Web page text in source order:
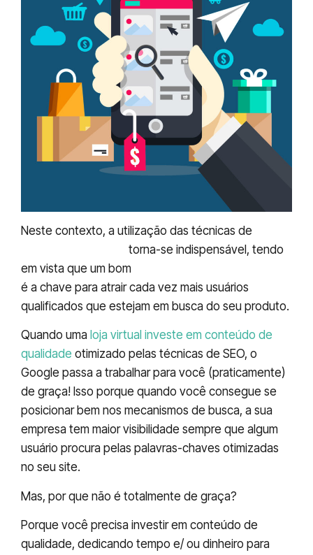
Neste contexto, a utilização das técnicas de
torna-se indispensável, tendo
em vista que um bom
é a chave para atrair cada vez mais usuários
qualificados que estejam em busca do seu produto.
Quando uma loja virtual investe em conteúdo de
qualidade otimizado pelas técnicas de SEO, o
Google passa a trabalhar para você (praticamente)
de graça! Isso porque quando você consegue se
posicionar bem nos mecanismos de busca, a sua
empresa tem maior visibilidade sempre que algum
usuário procura pelas palavras-chaves otimizadas
no seu site.
Mas, por que não é totalmente de graça?
Porque você precisa investir em conteúdo de
qualidade, dedicando tempo e/ ou dinheiro para